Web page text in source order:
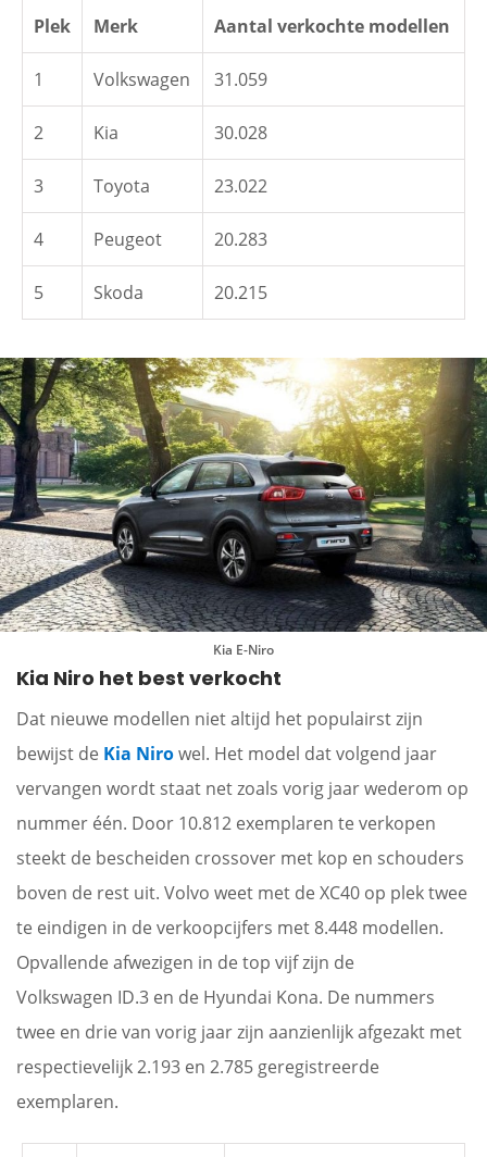
Plek Merk Aantal verkochte modellen
1 Volkswagen 31.059
2 Kia 30.028
3 Toyota 23.022
4 Peugeot 20.283
5 Skoda 20.215
Kia E-Niro
Kia Niro het best verkocht
Dat nieuwe modellen niet altijd het populairst zijn
bewijst de Kia Nirowel. Het model dat volgend jaar
vervangen wordt staat net zoals vorig jaar wederom op
nummer één. Door 10.812 exemplaren te verkopen
steekt de bescheiden crossover met kop en schouders
boven de rest uit. Volvo weet met de XC40 op plek twee
te eindigen in de verkoopcijfers met 8.448 modellen.
Opvallende afwezigen in de top vijf zijn de
Volkswagen ID.3 en de Hyundai Kona. De nummers
twee en drie van vorig jaar zijn aanzienlijk afgezakt met
respectievelijk 2.193 en 2.785 geregistreerde
exemplaren.